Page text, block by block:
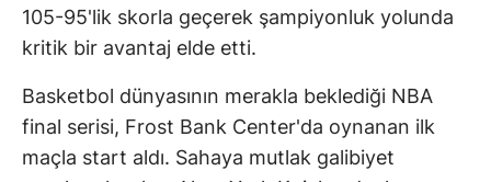
105-95'lik skorla geçerek şampiyonluk yolunda
kritik bir avantaj elde etti.
Basketbol dünyasının merakla beklediği NBA
final serisi, Frost Bank Center'da oynanan ilk
maçla start aldı. Sahaya mutlak galibiyet